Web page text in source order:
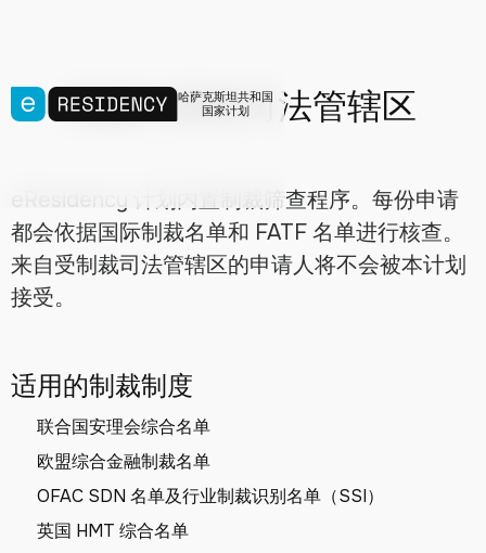
哈萨克斯坦共和国
国家计划
制裁与受限司法管辖区
eResidency 计划内置制裁筛查程序。每份申请
都会依据国际制裁名单和 FATF 名单进行核查。
来自受制裁司法管辖区的申请人将不会被本计划
接受。
适用的制裁制度
联合国安理会综合名单
欧盟综合金融制裁名单
OFAC SDN 名单及行业制裁识别名单（SSI）
英国 HMT 综合名单